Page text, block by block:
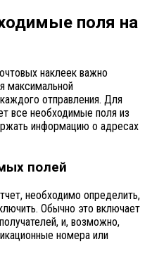
поля на
наклеек важно
максимальной
отправления. Для
все необходимые поля из
информацию о адресах
полей
необходимо определить,
Обычно это включает
и, возможно,
номера или